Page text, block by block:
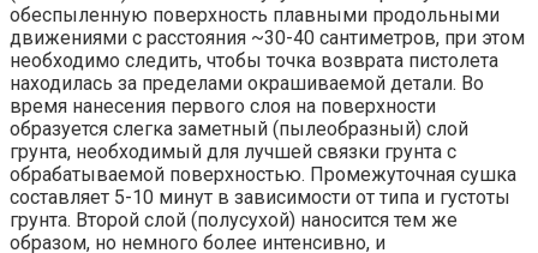
обеспыленную поверхность плавными продольными
движениями с расстояния ~30-40 сантиметров, при этом
необходимо следить, чтобы точка возврата пистолета
находилась за пределами окрашиваемой детали. Во
время нанесения первого слоя на поверхности
образуется слегка заметный (пылеобразный) слой
грунта, необходимый для лучшей связки грунта с
обрабатываемой поверхностью. Промежуточная сушка
составляет 5-10 минут в зависимости от типа и густоты
грунта. Второй слой (полусухой) наносится тем же
образом, но немного более интенсивно, и